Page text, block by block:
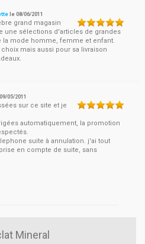
le08/06/2011
grand magasin
une sélections d'articles de grandes
la mode homme, femme et enfant.
mais aussi pour sa livraison
09/05/2011
sur ce site et je
automatiquement, la promotion
suite à annulation. j'ai tout
en compte de suite, sans
Mineral